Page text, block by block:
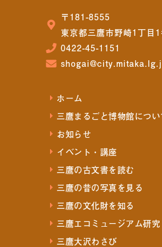
〒181-8555
東京都三鷹市野崎1丁目
0422-45-1151
ホーム
三鷹まるごと博物館につい
お知らせ
イベント・講座
三鷹の古文書を読む
三鷹の昔の写真を見る
三鷹の文化財を知る
三鷹エコミュージアム研究
三鷹大沢わさび